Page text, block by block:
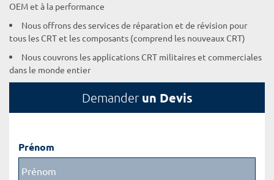
OEM et à la performance
Nous offrons des services de réparation et de révision pour
tous les CRT et les composants (comprend les nouveaux CRT)
Nous couvrons les applications CRT militaires et commerciales
dans le monde entier
Demander un Devis
Prénom